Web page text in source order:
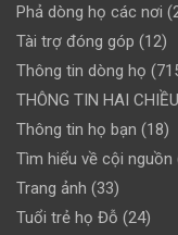
Phả dòng họ các nơi
Tài trợ đóng góp (12)
Thông tin dòng họ
THÔNG TIN HAI CHIỀU
Thông tin họ bạn (18)
Tìm hiểu về cội nguồn
Trang ảnh (33)
Tuổi trẻ họ Đỗ (24)